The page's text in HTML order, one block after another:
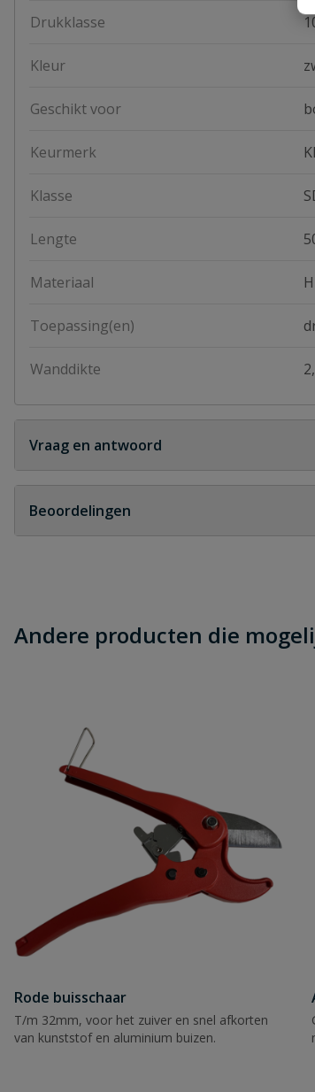
Drukklasse
Kleur
Geschikt voor
Keurmerk
Klasse
Lengte
Materiaal
Toepassing(en)
Wanddikte
Vraag en antwoord
Geen vragen
Beoordelingen
Beoordeling
Beoordeling versturen
Andere producten die
Rode buisschaar
T/m 32mm, voor het zuiver en snel afkorten
van kunststof en aluminium buizen.